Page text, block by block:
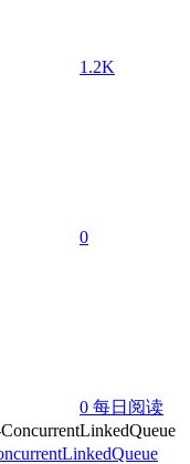
1.2K
0
0 每日阅读